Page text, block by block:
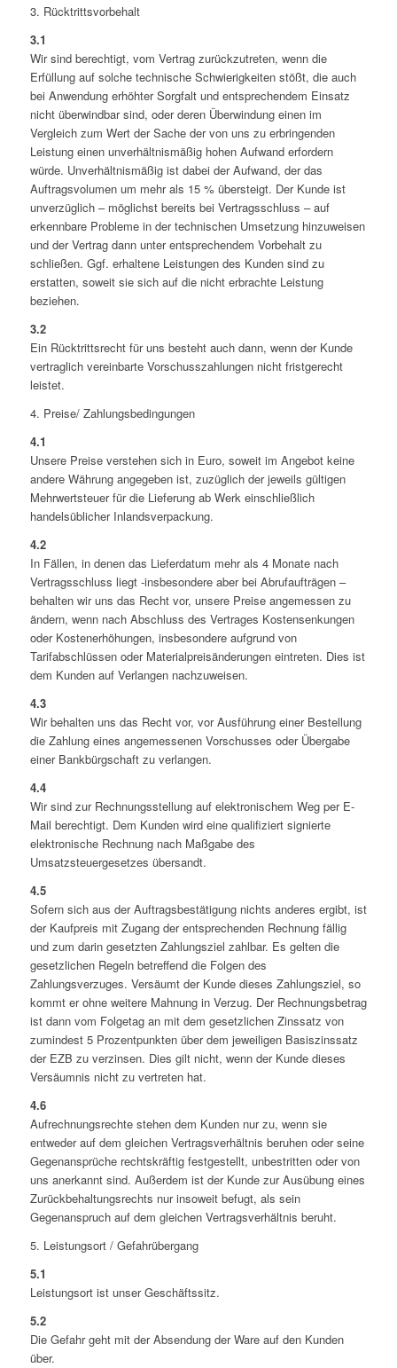
3. Rücktrittsvorbehalt
3.1
Wir sind berechtigt, vom Vertrag zurückzutreten, wenn die
Erfüllung auf solche technische Schwierigkeiten stößt, die auch
bei Anwendung erhöhter Sorgfalt und entsprechendem Einsatz
nicht überwindbar sind, oder deren Überwindung einen im
Vergleich zum Wert der Sache der von uns zu erbringenden
Leistung einen unverhältnismäßig hohen Aufwand erfordern
würde. Unverhältnismäßig ist dabei der Aufwand, der das
Auftragsvolumen um mehr als 15 % übersteigt. Der Kunde ist
unverzüglich – möglichst bereits bei Vertragsschluss – auf
erkennbare Probleme in der technischen Umsetzung hinzuweisen
und der Vertrag dann unter entsprechendem Vorbehalt zu
schließen. Ggf. erhaltene Leistungen des Kunden sind zu
erstatten, soweit sie sich auf die nicht erbrachte Leistung
beziehen.
3.2
Ein Rücktrittsrecht für uns besteht auch dann, wenn der Kunde
vertraglich vereinbarte Vorschusszahlungen nicht fristgerecht
leistet.
4. Preise/ Zahlungsbedingungen
4.1
Unsere Preise verstehen sich in Euro, soweit im Angebot keine
andere Währung angegeben ist, zuzüglich der jeweils gültigen
Mehrwertsteuer für die Lieferung ab Werk einschließlich
handelsüblicher Inlandsverpackung.
4.2
In Fällen, in denen das Lieferdatum mehr als 4 Monate nach
Vertragsschluss liegt -insbesondere aber bei Abrufaufträgen –
behalten wir uns das Recht vor, unsere Preise angemessen zu
ändern, wenn nach Abschluss des Vertrages Kostensenkungen
oder Kostenerhöhungen, insbesondere aufgrund von
Tarifabschlüssen oder Materialpreisänderungen eintreten. Dies ist
dem Kunden auf Verlangen nachzuweisen.
4.3
Wir behalten uns das Recht vor, vor Ausführung einer Bestellung
die Zahlung eines angemessenen Vorschusses oder Übergabe
einer Bankbürgschaft zu verlangen.
4.4
Wir sind zur Rechnungsstellung auf elektronischem Weg per E-
Mail berechtigt. Dem Kunden wird eine qualifiziert signierte
elektronische Rechnung nach Maßgabe des
Umsatzsteuergesetzes übersandt.
4.5
Sofern sich aus der Auftragsbestätigung nichts anderes ergibt, ist
der Kaufpreis mit Zugang der entsprechenden Rechnung fällig
und zum darin gesetzten Zahlungsziel zahlbar. Es gelten die
gesetzlichen Regeln betreffend die Folgen des
Zahlungsverzuges. Versäumt der Kunde dieses Zahlungsziel, so
kommt er ohne weitere Mahnung in Verzug. Der Rechnungsbetrag
ist dann vom Folgetag an mit dem gesetzlichen Zinssatz von
zumindest 5 Prozentpunkten über dem jeweiligen Basiszinssatz
der EZB zu verzinsen. Dies gilt nicht, wenn der Kunde dieses
Versäumnis nicht zu vertreten hat.
4.6
Aufrechnungsrechte stehen dem Kunden nur zu, wenn sie
entweder auf dem gleichen Vertragsverhältnis beruhen oder seine
Gegenansprüche rechtskräftig festgestellt, unbestritten oder von
uns anerkannt sind. Außerdem ist der Kunde zur Ausübung eines
Zurückbehaltungsrechts nur insoweit befugt, als sein
Gegenanspruch auf dem gleichen Vertragsverhältnis beruht.
5. Leistungsort / Gefahrübergang
5.1
Leistungsort ist unser Geschäftssitz.
5.2
Die Gefahr geht mit der Absendung der Ware auf den Kunden
über.